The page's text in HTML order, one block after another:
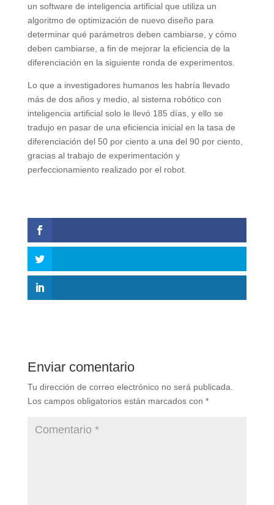
un software de inteligencia artificial que utiliza un
algoritmo de optimización de nuevo diseño para
determinar qué parámetros deben cambiarse, y cómo
deben cambiarse, a fin de mejorar la eficiencia de la
diferenciación en la siguiente ronda de experimentos.
Lo que a investigadores humanos les habría llevado
más de dos años y medio, al sistema robótico con
inteligencia artificial solo le llevó 185 días, y ello se
tradujo en pasar de una eficiencia inicial en la tasa de
diferenciación del 50 por ciento a una del 90 por ciento,
gracias al trabajo de experimentación y
perfeccionamiento realizado por el robot.
Enviar comentario
Tu dirección de correo electrónico no será publicada.
Los campos obligatorios están marcados con *